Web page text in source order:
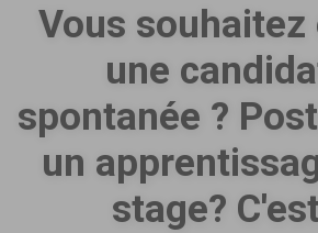
Vous souhaitez
une
spontanée ?
un
stage?